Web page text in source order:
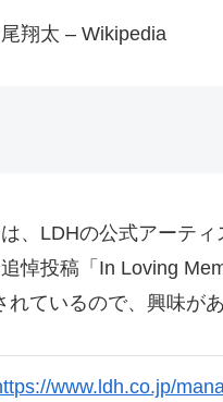
翔太 – Wikipedia
、LDHの公式アーテ
悼投稿「In Loving
ているので、興味が
www.ldh.co.jp/